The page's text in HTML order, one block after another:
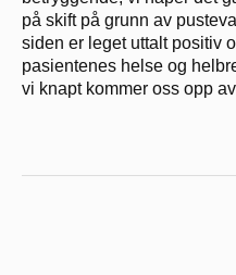
på skift på grunn av
siden er leget uttalt positiv
pasientenes helse og
vi knapt kommer oss opp